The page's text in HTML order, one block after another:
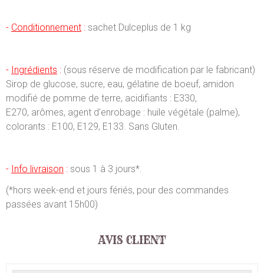
- Conditionnement : sachet Dulceplus de 1 kg
- Ingrédients : (sous réserve de modification par le fabricant)
Sirop de glucose, sucre, eau, gélatine de boeuf, amidon
modifié de pomme de terre, acidifiants : E330,
E270, arômes, agent d'enrobage : huile végétale (palme),
colorants : E100, E129, E133. Sans Gluten.
- Info livraison : sous 1 à 3 jours*.
(*hors week-end et jours fériés, pour des commandes
passées avant 15h00)
AVIS CLIENT